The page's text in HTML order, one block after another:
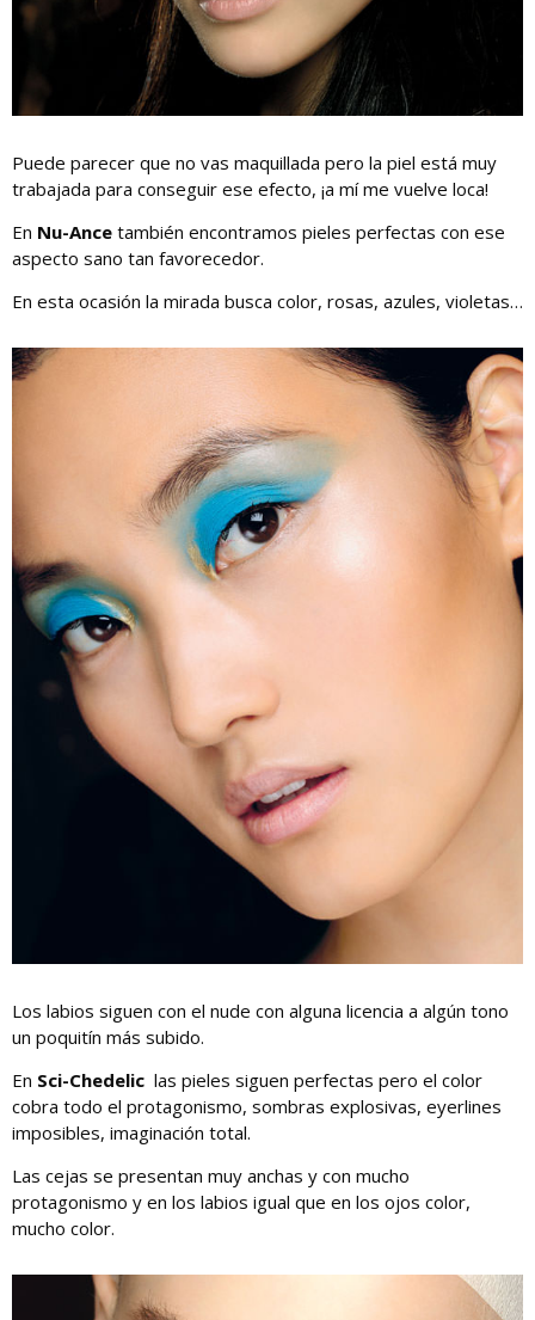
Puede parecer que no vas maquillada pero la piel está muy
trabajada para conseguir ese efecto, ¡a mí me vuelve loca!
En Nu-Ance también encontramos pieles perfectas con ese
aspecto sano tan favorecedor.
En esta ocasión la mirada busca color, rosas, azules, violetas…
Los labios siguen con el nude con alguna licencia a algún tono
un poquitín más subido.
En Sci-Chedelic las pieles siguen perfectas pero el color
cobra todo el protagonismo, sombras explosivas, eyerlines
imposibles, imaginación total.
Las cejas se presentan muy anchas y con mucho
protagonismo y en los labios igual que en los ojos color,
mucho color.